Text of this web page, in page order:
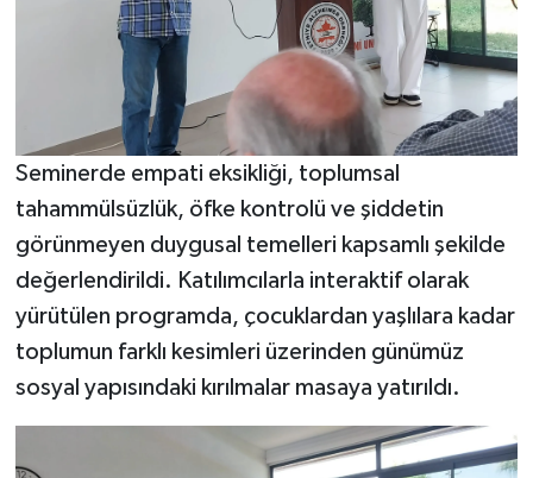
Seminerde empati eksikliği, toplumsal
tahammülsüzlük, öfke kontrolü ve şiddetin
görünmeyen duygusal temelleri kapsamlı şekilde
değerlendirildi. Katılımcılarla interaktif olarak
yürütülen programda, çocuklardan yaşlılara kadar
toplumun farklı kesimleri üzerinden günümüz
sosyal yapısındaki kırılmalar masaya yatırıldı.